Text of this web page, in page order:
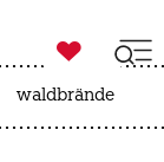

taz zahl ich
waldbrände